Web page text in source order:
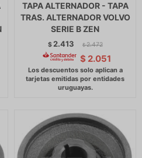
TAPA ALTERNADOR - TAPA
TRAS. ALTERNADOR VOLVO
SERIE B ZEN
$ 2.413 $ 2.472
$ 2.051